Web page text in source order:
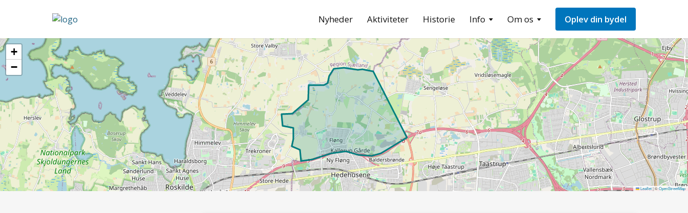
Nyheder Aktiviteter Historie Info Om os Oplev din bydel
+
−
Leaflet|©OpenStreetMap